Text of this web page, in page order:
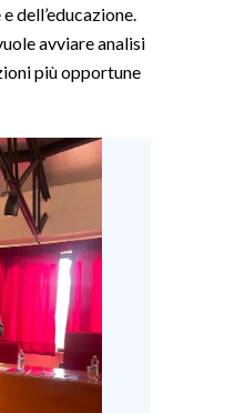
dell’educazione.
avviare analisi
più opportune